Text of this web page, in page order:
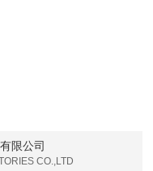
限公司
CO.,LTD